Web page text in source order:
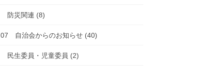
防災関連 (8)
07 自治会からのお知らせ (40)
民生委員・児童委員 (2)